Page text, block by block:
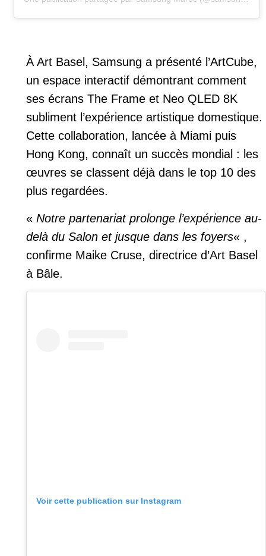
À Art Basel, Samsung a présenté l’ArtCube,
un espace interactif démontrant comment
ses écrans The Frame et Neo QLED 8K
subliment l’expérience artistique domestique.
Cette collaboration, lancée à Miami puis
Hong Kong, connaît un succès mondial : les
œuvres se classent déjà dans le top 10 des
plus regardées.
« Notre partenariat prolonge l’expérience au-
delà du Salon et jusque dans les foyers« ,
confirme Maike Cruse, directrice d’Art Basel
à Bâle.
Voir cette publication sur Instagram